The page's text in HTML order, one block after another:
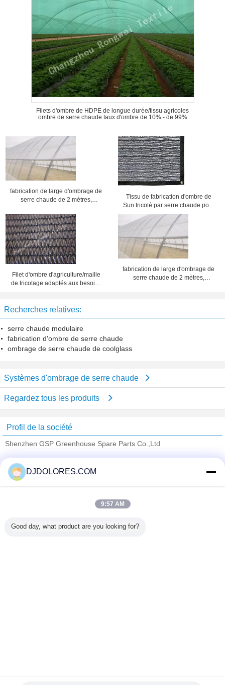
Filets d'ombre de HDPE de longue durée/tissu agricoles
ombre de serre chaude taux d'ombre de 10% - de 99%
fabrication de large d'ombrage de
serre chaude de 2 mètres,
chaude d'insecte
Tissu de fabrication d'ombre de
Sun tricoté par serre chaude pour
que le légume protège des usines
Filet d'ombre d'agriculture/maille
de tricotage adaptés aux besoins
légumes
fabrication de large d'ombrage de
serre chaude de 2 mètres,
Recherches relatives:
serre chaude modulaire
fabrication d'ombre de serre chaude
ombrage de serre chaude de coolglass
Systèmes d'ombrage de serre chaude
Regardez tous les produits
Profil de la société
Shenzhen GSP Greenhouse Spare Parts Co.,Ltd
Trust Seal
Verified Suplier
Tous les produits
DJDOLORES.COM
9:57 AM
Good day, what product are you looking for?